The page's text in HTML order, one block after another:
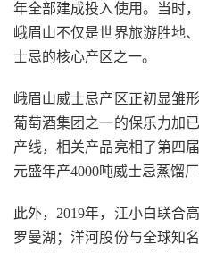
年全部建成投入使用。当时
峨眉山不仅是世界旅游胜地
士忌的核心产区之一。
峨眉山威士忌产区正初显雏
葡萄酒集团之一的保乐力加
产线，相关产品亮相了第四
元盛年产4000吨威士忌蒸馏
此外，2019年，江小白联合
罗曼湖；洋河股份与全球知